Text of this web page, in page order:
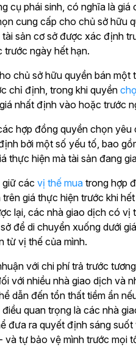
cụ phái sinh, có nghĩa là
cung cấp cho chủ sở hữu
sản cơ sở được xác định
trước ngày hết hạn.
chủ sở hữu quyền bán một
chỉ định, trong khi quyền
nhất định vào hoặc trước
hợp đồng quyền chọn yêu
bởi một số yếu tố, bao
thực hiện mà tài sản đang
giữ các vị thế mua trong hợp
giá thực hiện trước khi
lại, các nhà giao dịch có
để di chuyển xuống dưới
từ vị thế của mình.
với chi phí trả trước
với nhiều nhà giao dịch và
dẫn đến tổn thất tiềm ẩn
quan trọng là các nhà
đưa ra quyết định sáng
và tự bảo vệ mình trước mọi